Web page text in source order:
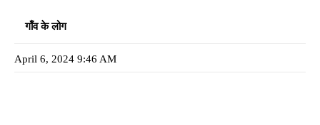
गाँव के लोग
April 6, 2024 9:46 AM